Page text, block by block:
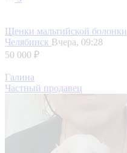
Щенки мальтийской болонки
Челябинск Вчера, 09:28
50 000 ₽
Галина
Частный продавец